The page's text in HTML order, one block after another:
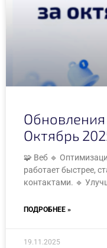
Октябрь
🧩 Веб 🔹
работает быстрее,
контактами. 🔹
ПОДРОБНЕЕ »
19.11.2025